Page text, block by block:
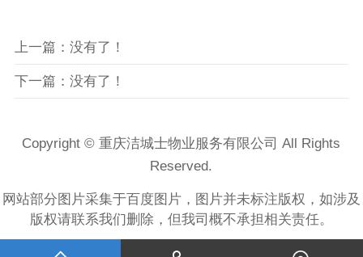
上一篇：没有了！
下一篇：没有了！
Copyright © 重庆洁城士物业服务有限公司 All Rights
Reserved.
网站部分图片采集于百度图片，图片并未标注版权，如涉及
版权请联系我们删除，但我司概不承担相关责任。